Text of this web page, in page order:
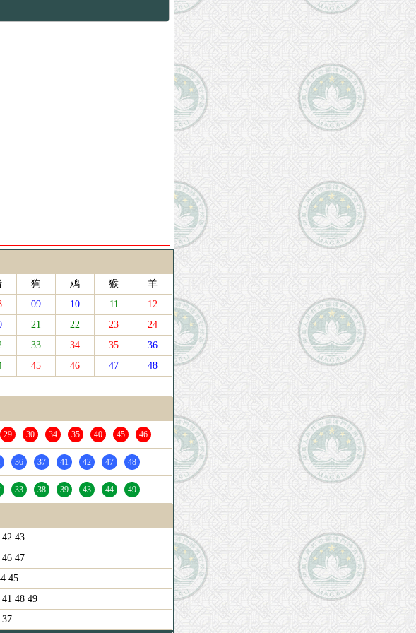
狗 鸡 猴
羊
09 10 11
12
21 22 23
24
33 34 35
36
45 46 47
48
29 30 34 35 40 45 46
36 37 41 42 47 48
33 38 39 43 44 49
43
47
45
48 49
37